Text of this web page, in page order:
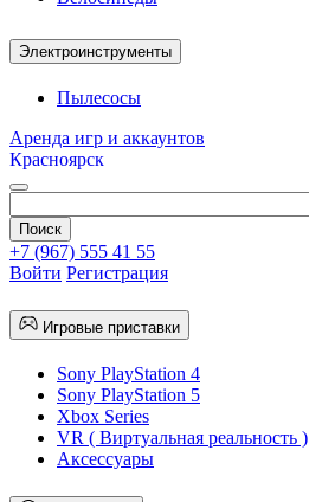
Электроинструменты
Пылесосы
Аренда игр и аккаунтов
Красноярск
+7 (967) 555 41 55
Войти Регистрация
Игровые приставки
Sony PlayStation 4
Sony PlayStation 5
Xbox Series
VR ( Виртуальная реальность )
Аксессуары